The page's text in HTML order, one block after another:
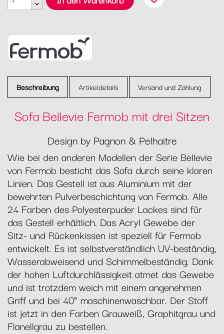
Beschreibung Artikeldetails Versand und Zahlung
Sofa Bellevie Fermob mit drei Sitzen
Design by Pagnon & Pelhaitre
Wie bei den anderen Modellen der Serie Bellevie
von Fermob besticht das Sofa durch seine klaren
Linien. Das Gestell ist aus Aluminium mit der
bewehrten Pulverbeschichtung von Fermob. Alle
24 Farben des Polyesterpuder Lackes sind für
das Gestell erhältlich. Das Acryl Gewebe der
Sitz- und Rückenkissen ist speziell für Fermob
entwickelt. Es ist selbstverständlich UV-beständig,
Wasserabweisend und Schimmelbeständig. Dank
der hohen Luftdurchlässigkeit atmet das Gewebe
und ist trotzdem weich mit einem angenehmen
Griff und bei 40° maschinenwaschbar. Der Stoff
ist jetzt in den Farben Grauweiß, Graphitgrau und
Flanellgrau zu bestellen.